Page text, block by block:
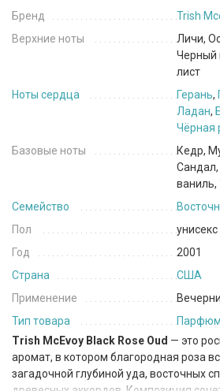
Бренд
Trish
Верхние ноты
Личи,
Черный
лист
Ноты сердца
Герань,
Ладан,
Чёрная
Базовые ноты
Кедр,
Сандал,
ваниль,
Семейство
Пол
унисекс
Год
2001
Страна
США
Применение
Тип товара
Trish McEvoy Black Rose Oud — это
аромат, в котором благородная роза
загадочной глубиной уда, восточных